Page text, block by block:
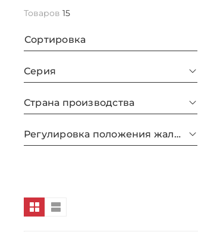
Товаров 15
Сортировка
Серия
Страна производства
Регулировка положения жалюзи с пульта